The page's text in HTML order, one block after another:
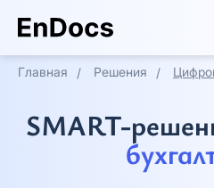
Главная Решения
SMART-
Мы свяжемся с
ФИО*
Название организации*
Оцените
использовании
ФИО*
Название организации*